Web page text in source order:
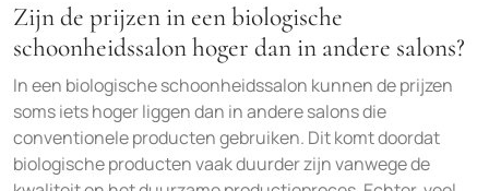
Zijn de prijzen in een biologische
schoonheidssalon hoger dan in andere salons?
In een biologische schoonheidssalon kunnen de prijzen
soms iets hoger liggen dan in andere salons die
conventionele producten gebruiken. Dit komt doordat
biologische producten vaak duurder zijn vanwege de